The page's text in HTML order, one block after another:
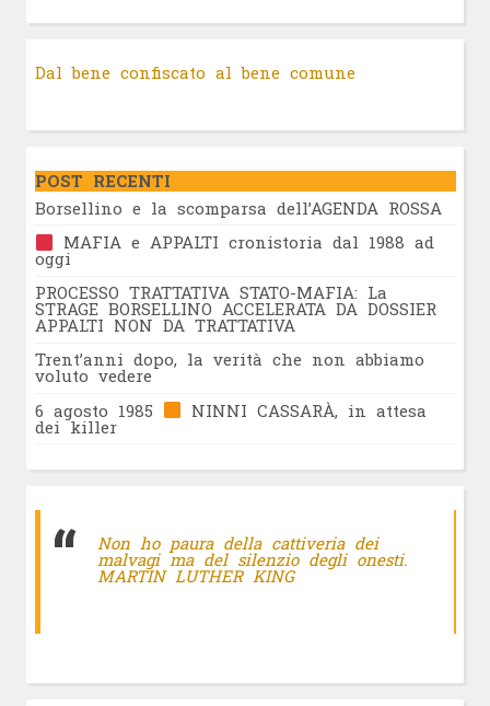
Dal bene confiscato al bene comune
POST RECENTI
Borsellino e la scomparsa dell’AGENDA ROSSA
MAFIA e APPALTI cronistoria dal 1988 ad
oggi
PROCESSO TRATTATIVA STATO-MAFIA: La
STRAGE BORSELLINO ACCELERATA DA DOSSIER
APPALTI NON DA TRATTATIVA
Trent’anni dopo, la verità che non abbiamo
voluto vedere
6 agosto 1985
NINNI CASSARÀ, in attesa
dei killer
Non ho paura della cattiveria dei
malvagi ma del silenzio degli onesti.
MARTIN LUTHER KING